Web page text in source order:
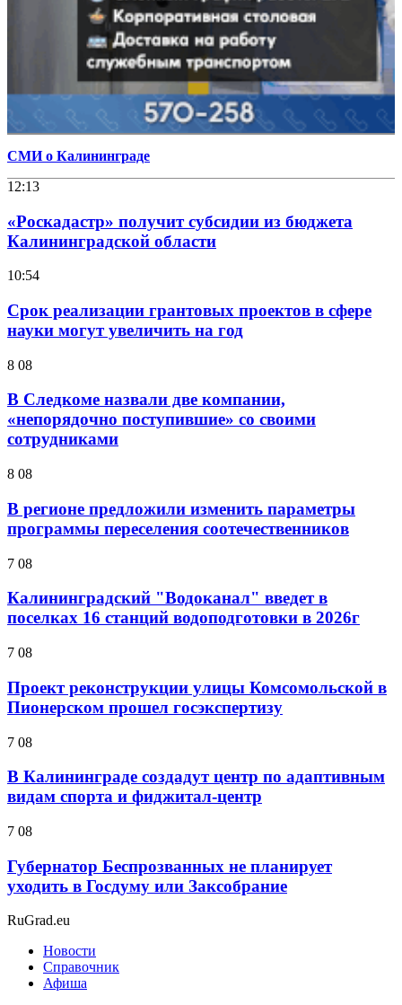
СМИ о Калининграде
12:13
«Роскадастр» получит субсидии из бюджета
Калининградской области
10:54
Срок реализации грантовых проектов в сфере
науки могут увеличить на год
8 08
В Следкоме назвали две компании,
«непорядочно поступившие» со своими
сотрудниками
8 08
В регионе предложили изменить параметры
программы переселения соотечественников
7 08
Калининградский "Водоканал" введет в
поселках 16 станций водоподготовки в 2026г
7 08
Проект реконструкции улицы Комсомольской в
Пионерском прошел госэкспертизу
7 08
В Калининграде создадут центр по адаптивным
видам спорта и фиджитал-центр
7 08
Губернатор Беспрозванных не планирует
уходить в Госдуму или Заксобрание
RuGrad.eu
Новости
Справочник
Афиша